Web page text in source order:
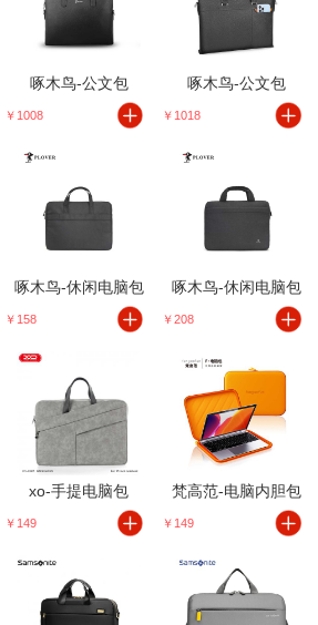
啄木鸟-公文包
￥1008
啄木鸟-公文包
￥1018
啄木鸟-休闲电脑包
￥158
啄木鸟-休闲电脑包
￥208
xo-手提电脑包
￥149
梵高范-电脑内胆包
￥149